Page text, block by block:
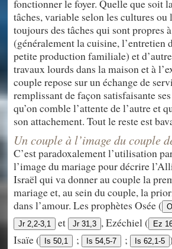
fonctionner le foyer. Quelle que soit
tâches, variable selon les cultures ou
toujours des tâches qui sont propres
(généralement la cuisine, l’entretien
petite production familiale) et
travaux lourds dans la maison et à
couple repose sur un échange de
remplissant de façon satisfaisante
qu’on comble l’attente de l’autre et
son attachement. Tout le reste est
Un couple à l’image du couple
C’est paradoxalement l’utilisation
l’image du mariage pour décrire
Israël qui va donner au couple la
mariage et, au sein du couple, la
dans l’amour. Les prophètes Osée (
Jr 2,2-3,1 et Jr 31,3 , Ezéchiel ( Ez
Isaïe (
Is 50,1 ; Is 54,5-7 ; Is 62,1-5